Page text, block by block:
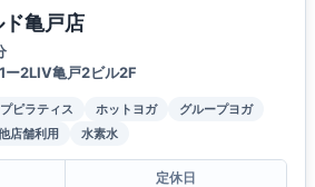
亀戸店
ー2LIV亀戸2ビル2F
ピラティス ホットヨガ
グループヨガ
店舗利用 水素水
定休日